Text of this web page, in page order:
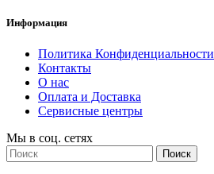
Информация
Политика Конфиденциальности
Контакты
О нас
Оплата и Доставка
Сервисные центры
Мы в соц. сетях
Поиск